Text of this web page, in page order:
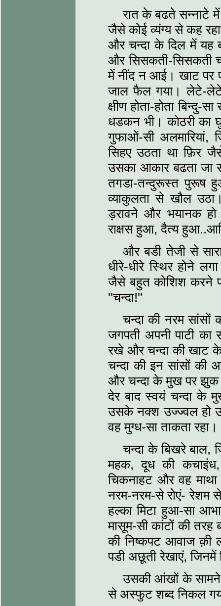
रात के बढते सन्नाटे
जैसे कोई व्यंग्य से कह
और चन्दा के दिल में यह
और सिसकती-सिसकती
में नींद न आई। खाट पर
जाल फैल गया। लेटे-
क्षीण होता-होता
धडकन भी। कोठरी का
गुफाओं-सी अलमारियां,
सिहए उठता था फ़िर
उसका आकार बढता जा
तगडा-तन्दुरूस्त पुरूष
व्याकुलता से खौल
ड़रावने और भयानक
राक्षस हुआ, दैत्य
और बडी तेजी से
धीरे-धीरे स्थिर होने
जैसे बहुत कोशिश करने
''चन्दा!''
चन्दा की नरम
जगपती अपनी पाटी
रखे और चन्दा की खाट
चन्दा की इन सांसों की
और चन्दा के मुख पर
देर बाद स्वयं चन्दा
उसके नक्श उज्ज्वल हो
वह मुग्ध-सा ताकता रहा।
चन्दा के बिखरे बाल,
महक, दूध की
चिकनाहट और वह
नरम-नरम-से रोएं- रेशम
हल्का मिटा हुआ-सा
मासूम-सी कांटों की
की निष्कपट आवाज
पडी अछूती रेखाएं, जिनमें
उसकी आंखों के
से अस्फुट शब्द निकल